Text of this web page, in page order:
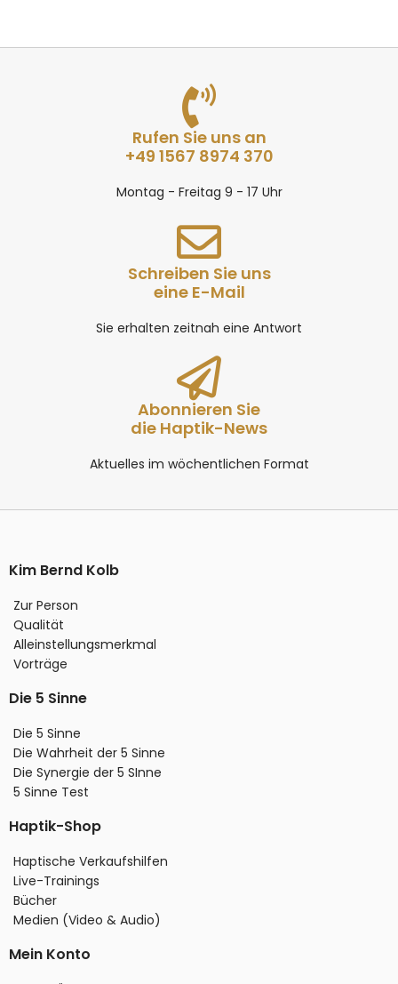
Rufen Sie uns an
+49 1567 8974 370
Montag - Freitag 9 - 17 Uhr
Schreiben Sie uns
eine E-Mail
Sie erhalten zeitnah eine Antwort
Abonnieren Sie
die Haptik-News
Aktuelles im wöchentlichen Format
Kim Bernd Kolb
Zur Person
Qualität
Alleinstellungsmerkmal
Vorträge
Die 5 Sinne
Die 5 Sinne
Die Wahrheit der 5 Sinne
Die Synergie der 5 SInne
5 Sinne Test
Haptik-Shop
Haptische Verkaufshilfen
Live-Trainings
Bücher
Medien (Video & Audio)
Mein Konto